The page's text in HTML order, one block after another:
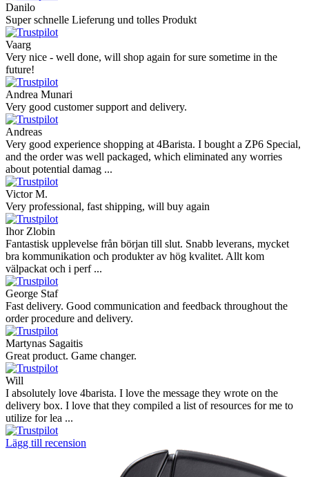
Danilo
Super schnelle Lieferung und tolles Produkt
Vaarg
Very nice - well done, will shop again for sure sometime in the
future!
Andrea Munari
Very good customer support and delivery.
Andreas
Very good experience shopping at 4Barista. I bought a ZP6 Special,
and the order was well packaged, which eliminated any worries
about potential damag ...
Victor M.
Very professional, fast shipping, will buy again
Ihor Zlobin
Fantastisk upplevelse från början till slut. Snabb leverans, mycket
bra kommunikation och produkter av hög kvalitet. Allt kom
välpackat och i perf ...
George Staf
Fast delivery. Good communication and feedback throughout the
order procedure and delivery.
Martynas Sagaitis
Great product. Game changer.
Will
I absolutely love 4barista. I love the message they wrote on the
delivery box. I love that they compiled a list of resources for me to
utilize for lea ...
Lägg till recension